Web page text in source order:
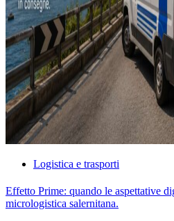
Logistica e trasporti
Effetto Prime: quando le aspettative
micrologistica salernitana.